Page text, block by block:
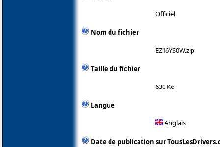
Officiel
Nom du fichier
EZ16YS0W.zip
Taille du fichier
630 Ko
Langue
Anglais
Date de publication sur